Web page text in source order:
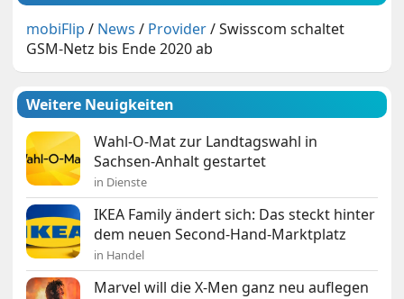
mobiFlip / News / Provider/Swisscom schaltet
GSM-Netz bis Ende 2020 ab
Weitere Neuigkeiten
Wahl-O-Mat zur Landtagswahl in
Sachsen-Anhalt gestartet
in Dienste
IKEA Family ändert sich: Das steckt hinter
dem neuen Second-Hand-Marktplatz
in Handel
Marvel will die X-Men ganz neu auflegen